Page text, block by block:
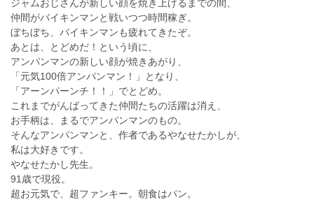
ジャムおじさんが新しい顔を焼き上げるまでの間、
仲間がバイキンマンと戦いつつ時間稼ぎ。
ぼちぼち、バイキンマンも疲れてきたぞ。
あとは、とどめだ！という頃に、
アンパンマンの新しい顔が焼きあがり、
「元気100倍アンパンマン！」となり、
「アーンパーンチ！！」でとどめ。
これまでがんばってきた仲間たちの活躍は消え、
お手柄は、まるでアンパンマンのもの。
そんなアンパンマンと、作者であるやなせたかしが、
私は大好きです。
やなせたかし先生。
91歳で現役。
超お元気で、超ファンキー。朝食はパン。